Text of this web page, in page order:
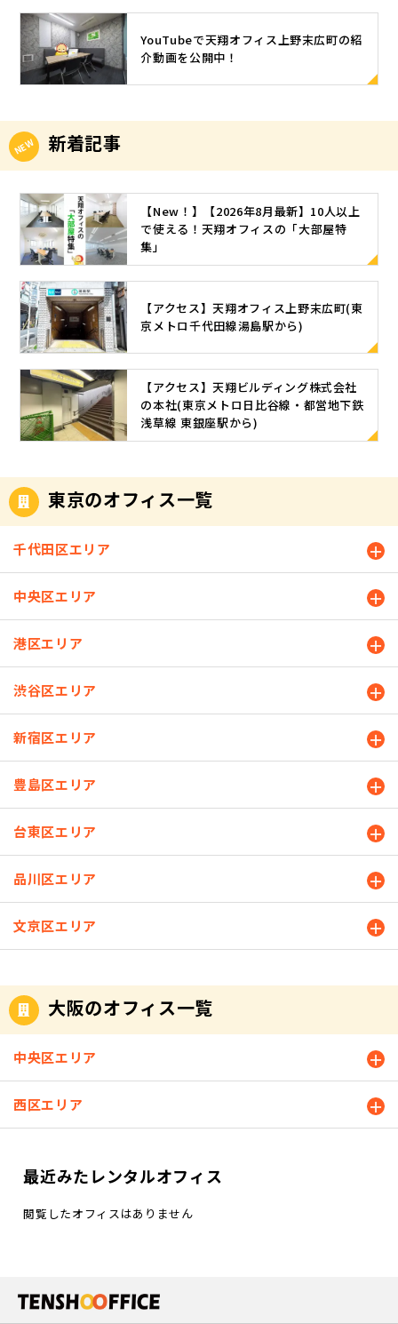
YouTubeで天翔オフィス上野末広町の紹
介動画を公開中！
新着記事
【New！】【2026年8月最新】10人以上
で使える！天翔オフィスの「大部屋特
集」
【アクセス】天翔オフィス上野末広町(東
京メトロ千代田線湯島駅から)
【アクセス】天翔ビルディング株式会社
の本社(東京メトロ日比谷線・都営地下鉄
浅草線 東銀座駅から)
東京のオフィス一覧
千代田区エリア
中央区エリア
港区エリア
渋谷区エリア
新宿区エリア
豊島区エリア
台東区エリア
品川区エリア
文京区エリア
大阪のオフィス一覧
中央区エリア
西区エリア
最近みたレンタルオフィス
閲覧したオフィスはありません